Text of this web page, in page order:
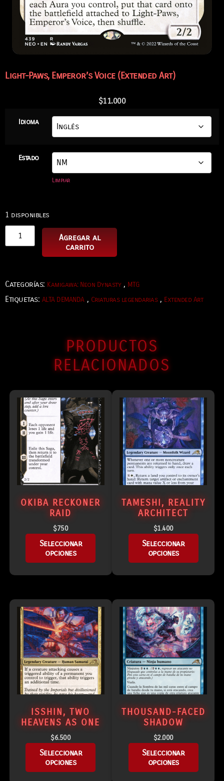
Light-Paws, Emperor’s Voice (Extended Art)
$11.000
Idioma
Estado
Limpiar
1 disponibles
Agregar al
carrito
Categorías: Kamigawa: Neon Dynasty , MTG
Etiquetas: ALTA DEMANDA , Criaturas legendarias , Extended Art
PRODUCTOS
RELACIONADOS
OKIBA RECKONER
RAID
$750
Seleccionar
opciones
TAMESHI, REALITY
ARCHITECT
$1.400
Seleccionar
opciones
ISSHIN, TWO
HEAVENS AS ONE
$6.500
Seleccionar
opciones
THOUSAND-FACED
SHADOW
$2.000
Seleccionar
opciones